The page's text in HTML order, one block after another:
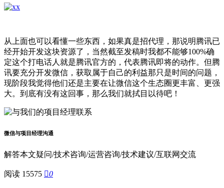
从上面也可以看懂一些东西，如果真是招代理，那说明腾讯已
经开始开发这块资源了，当然截至发稿时我都不能够100%确
定这个打电话人就是腾讯官方的，代表腾讯即将的动作。但腾
讯要充分开发微信，获取属于自己的利益那只是时间的问题，
现阶段我觉得他们还是主要在让微信这个生态圈更丰富、更强
大。到底有没有这回事，那么我们就拭目以待吧！
微信与项目经理沟通
解答本文疑问/技术咨询/运营咨询/技术建议/互联网交流
阅读 15575 0